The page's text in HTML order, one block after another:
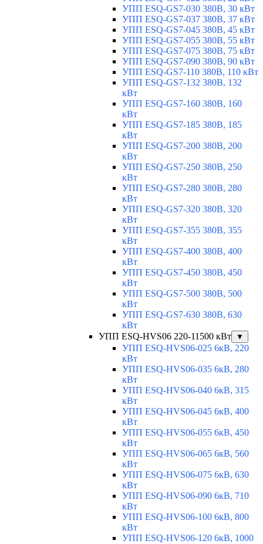
УПП ESQ-GS7-030 380В, 30 кВт
УПП ESQ-GS7-037 380В, 37 кВт
УПП ESQ-GS7-045 380В, 45 кВт
УПП ESQ-GS7-055 380В, 55 кВт
УПП ESQ-GS7-075 380В, 75 кВт
УПП ESQ-GS7-090 380В, 90 кВт
УПП ESQ-GS7-110 380В, 110 кВт
УПП ESQ-GS7-132 380В, 132
кВт
УПП ESQ-GS7-160 380В, 160
кВт
УПП ESQ-GS7-185 380В, 185
кВт
УПП ESQ-GS7-200 380В, 200
кВт
УПП ESQ-GS7-250 380В, 250
кВт
УПП ESQ-GS7-280 380В, 280
кВт
УПП ESQ-GS7-320 380В, 320
кВт
УПП ESQ-GS7-355 380В, 355
кВт
УПП ESQ-GS7-400 380В, 400
кВт
УПП ESQ-GS7-450 380В, 450
кВт
УПП ESQ-GS7-500 380В, 500
кВт
УПП ESQ-GS7-630 380В, 630
кВт
УПП ESQ-HVS06 220-11500 кВт
▼
УПП ESQ-HVS06-025 6кВ, 220
кВт
УПП ESQ-HVS06-035 6кВ, 280
кВт
УПП ESQ-HVS06-040 6кВ, 315
кВт
УПП ESQ-HVS06-045 6кВ, 400
кВт
УПП ESQ-HVS06-055 6кВ, 450
кВт
УПП ESQ-HVS06-065 6кВ, 560
кВт
УПП ESQ-HVS06-075 6кВ, 630
кВт
УПП ESQ-HVS06-090 6кВ, 710
кВт
УПП ESQ-HVS06-100 6кВ, 800
кВт
УПП ESQ-HVS06-120 6кВ, 1000